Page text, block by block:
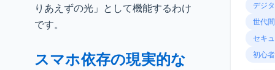
りあえずの光」として機能するわけ
です。
スマホ依存の現実的な
デジ
世代
セキ
初心